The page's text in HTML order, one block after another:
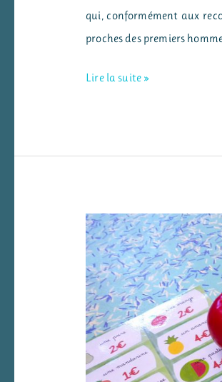
qui, conformément aux
proches des premiers
Une
cycle
3
Lire la suite »